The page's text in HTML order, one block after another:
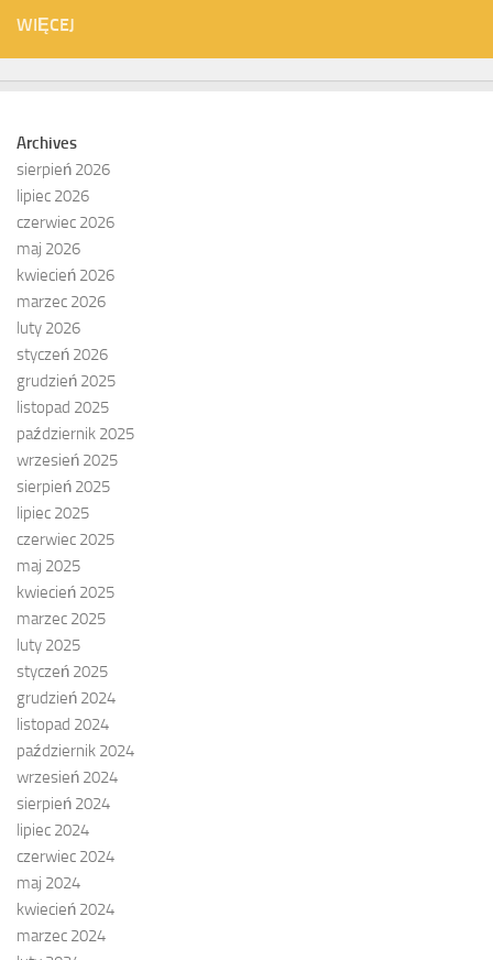
WIĘCEJ
Archives
sierpień 2026
lipiec 2026
czerwiec 2026
maj 2026
kwiecień 2026
marzec 2026
luty 2026
styczeń 2026
grudzień 2025
listopad 2025
październik 2025
wrzesień 2025
sierpień 2025
lipiec 2025
czerwiec 2025
maj 2025
kwiecień 2025
marzec 2025
luty 2025
styczeń 2025
grudzień 2024
listopad 2024
październik 2024
wrzesień 2024
sierpień 2024
lipiec 2024
czerwiec 2024
maj 2024
kwiecień 2024
marzec 2024